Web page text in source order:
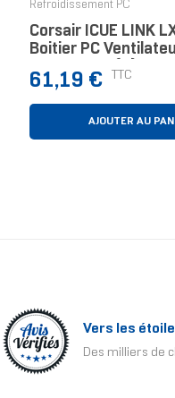
Refroidissement PC
Corsair ICUE LINK
Boitier PC
Noir 1 Pièce(s)
Prix
61,19 € TTC
AJOUTER AU
Vers les
Des milliers de